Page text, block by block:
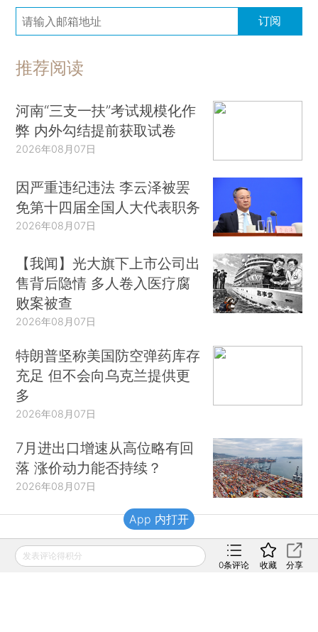
订阅
推荐阅读
河南“三支一扶”考试规模化作
弊 内外勾结提前获取试卷
2026年08月07日
因严重违纪违法 李云泽被罢
免第十四届全国人大代表职务
2026年08月07日
【我闻】光大旗下上市公司出
售背后隐情 多人卷入医疗腐
败案被查
2026年08月07日
特朗普坚称美国防空弹药库存
充足 但不会向乌克兰提供更
多
2026年08月07日
7月进出口增速从高位略有回
落 涨价动力能否持续？
2026年08月07日
财新移动
发表评论得积分
0条评论 收藏 分享
App 内打开